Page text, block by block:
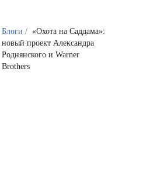
Блоги / «Охота на Саддама»:
новый проект Александра
Роднянского и Warner
Brothers